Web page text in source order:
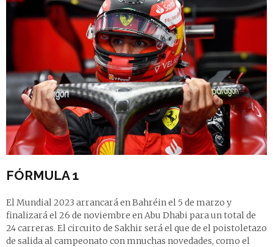
FÓRMULA 1
El Mundial 2023 arrancará en Bahréin el 5 de marzo y
finalizará el 26 de noviembre en Abu Dhabi para un total de
24 carreras. El circuito de Sakhir será el que de el poistoletazo
de salida al campeonato con mnuchas novedades, como el